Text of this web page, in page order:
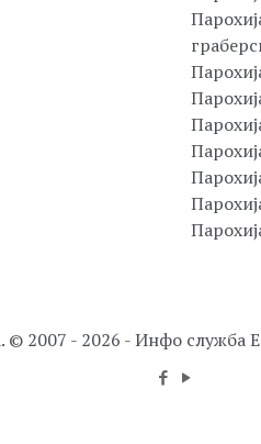
© 2007 - 2026 - Инфо служба